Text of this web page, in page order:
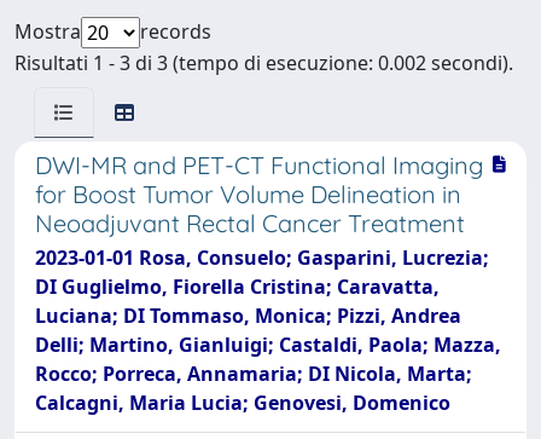
Mostra
records
Risultati 1 - 3 di 3 (tempo di esecuzione: 0.002 secondi).
DWI-MR and PET-CT Functional Imaging
for Boost Tumor Volume Delineation in
Neoadjuvant Rectal Cancer Treatment
2023-01-01 Rosa, Consuelo; Gasparini, Lucrezia;
DI Guglielmo, Fiorella Cristina; Caravatta,
Luciana; DI Tommaso, Monica; Pizzi, Andrea
Delli; Martino, Gianluigi; Castaldi, Paola; Mazza,
Rocco; Porreca, Annamaria; DI Nicola, Marta;
Calcagni, Maria Lucia; Genovesi, Domenico